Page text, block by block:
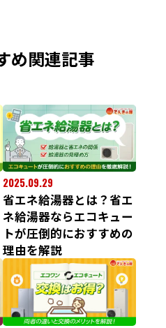
め関連記事
2025.09.29
省エネ給湯器とは？省エ
ネ給湯器ならエコキュー
トが圧倒的におすすめの
理由を解説